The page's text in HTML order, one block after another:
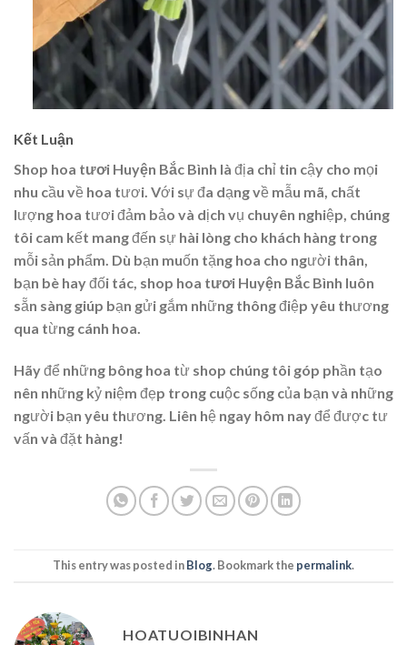
Kết Luận
Shop hoa tươi Huyện Bắc Bình là địa chỉ tin cậy cho mọi
nhu cầu về hoa tươi. Với sự đa dạng về mẫu mã, chất
lượng hoa tươi đảm bảo và dịch vụ chuyên nghiệp, chúng
tôi cam kết mang đến sự hài lòng cho khách hàng trong
mỗi sản phẩm. Dù bạn muốn tặng hoa cho người thân,
bạn bè hay đối tác, shop hoa tươi Huyện Bắc Bình luôn
sẵn sàng giúp bạn gửi gắm những thông điệp yêu thương
qua từng cánh hoa.
Hãy để những bông hoa từ shop chúng tôi góp phần tạo
nên những kỷ niệm đẹp trong cuộc sống của bạn và những
người bạn yêu thương. Liên hệ ngay hôm nay để được tư
vấn và đặt hàng!
This entry was posted inBlog. Bookmark the permalink.
HOATUOIBINHAN